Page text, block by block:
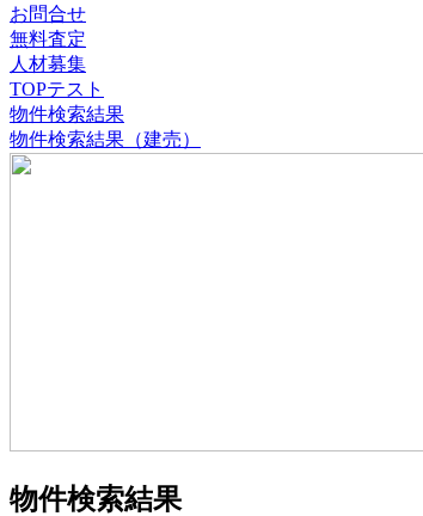
お問合せ
無料査定
人材募集
TOPテスト
物件検索結果
物件検索結果（建売）
物件検索結果